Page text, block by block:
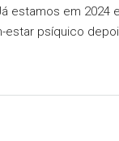
estamos em 2024
psíquico